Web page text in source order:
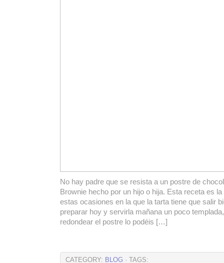
No hay padre que se resista a un postre de
Brownie hecho por un hijo o hija. Esta receta es
estas ocasiones en la que la tarta tiene que salir
preparar hoy y servirla mañana un poco
redondear el postre lo podéis […]
CATEGORY: BLOG · TAGS: